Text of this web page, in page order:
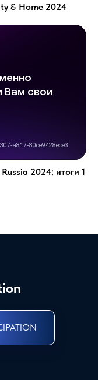
& Home 2024
2024: итоги 1